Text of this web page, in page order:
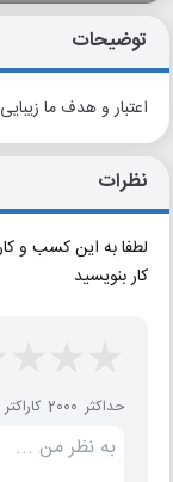
توضیحات
اعتبار و هدف ما
نظرات
لطفا به این کسب و
کار بنویسید
حداکثر 2000 کاراکتر